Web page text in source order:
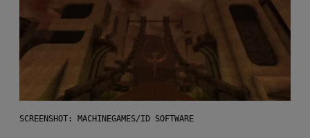
SCREENSHOT: MACHINEGAMES/ID SOFTWARE